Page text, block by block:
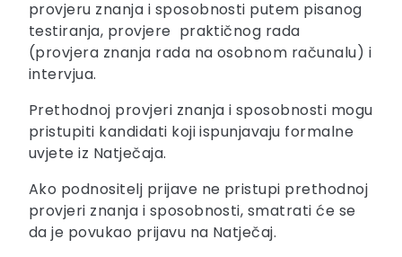
provjeru znanja i sposobnosti putem pisanog
testiranja, provjere praktičnog rada
(provjera znanja rada na osobnom računalu) i
intervjua.
Prethodnoj provjeri znanja i sposobnosti mogu
pristupiti kandidati koji ispunjavaju formalne
uvjete iz Natječaja.
Ako podnositelj prijave ne pristupi prethodnoj
provjeri znanja i sposobnosti, smatrati će se
da je povukao prijavu na Natječaj.